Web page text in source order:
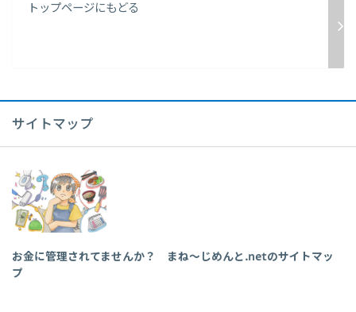
トップページにもどる
サイトマップ
お金に管理されてませんか？ まね～じめんと.netのサイトマッ
プ